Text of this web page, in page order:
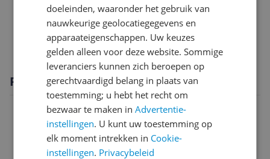
Functies
Scherm
Productomschrijving
doeleinden, waaronder het gebruik van
nauwkeurige geolocatiegegevens en
apparaateigenschappen. Uw keuzes
gelden alleen voor deze website. Sommige
leveranciers kunnen zich beroepen op
gerechtvaardigd belang in plaats van
toestemming; u hebt het recht om
bezwaar te maken inAdvertentie-
instellingen. U kunt uw toestemming op
elk moment intrekken in Cookie-
instellingen. Privacybeleid